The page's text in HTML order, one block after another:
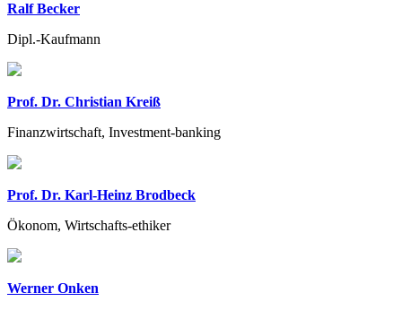
Ralf Becker
Dipl.-Kaufmann
Prof. Dr. Christian Kreiß
Finanzwirtschaft, Investment-banking
Prof. Dr. Karl-Heinz Brodbeck
Ökonom, Wirtschafts-ethiker
Werner Onken